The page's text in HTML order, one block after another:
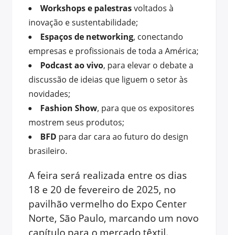
Workshops e palestrasvoltados à
inovação e sustentabilidade;
Espaços de networking, conectando
empresas e profissionais de toda a América;
Podcast ao vivo, para elevar o debate a
discussão de ideias que liguem o setor às
novidades;
Fashion Show, para que os expositores
mostrem seus produtos;
BFD para dar cara ao futuro do design
brasileiro.
A feira será realizada entre os dias
18 e 20 de fevereiro de 2025, no
pavilhão vermelho do Expo Center
Norte, São Paulo, marcando um novo